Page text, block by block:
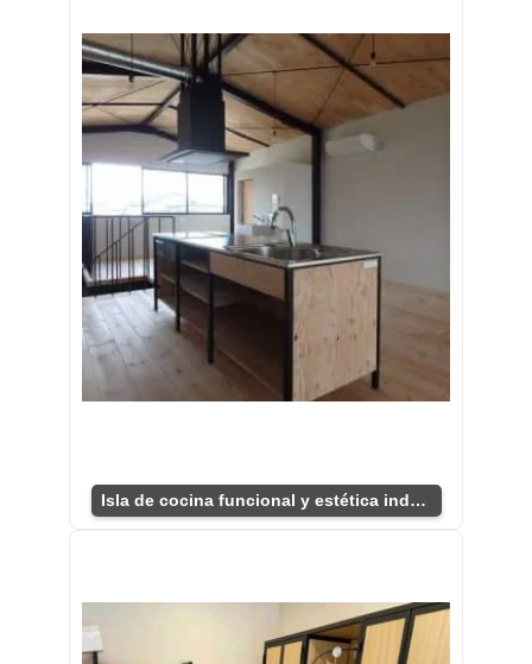
Isla de cocina funcional y estética industrial